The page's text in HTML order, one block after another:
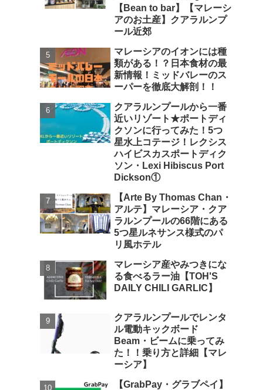
【Bean to bar】【マレーシ
アのお土産】クアラルンプ
ール近郊
マレーシアのイオンには種
類がある！？日本食材の最
新情報！ミッドバレーのス
ーパーを徹底大解剖！！
クアラルンプールから一番
近いリゾート★ポートディ
クソンに行ってみた！5つ
星水上コテージ！レクシス
ハイビスカスポートディク
ソン・Lexi Hibiscus Port
Dickson①
【Arte By Thomas Chan・
アルテ】マレーシア・クア
ラルンプールの66階にある
5つ星ルネサンス様式のパ
リ風ホテル
マレーシア産やみつきにな
る食べるラー油【TOH'S
DAILY CHILI GARLIC】
クアラルンプールでレンタ
ル電動キックボード
Beam・ビームに乗ってみ
た！！乗り方と詳細【マレ
ーシア】
【GrabPay・グラブペイ】